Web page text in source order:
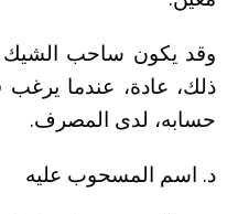
وقد يكون ساحب الشيك
ذلك، عادة، عندما
حسابه، لدى المصرف.
د. اسم المسحوب عليه